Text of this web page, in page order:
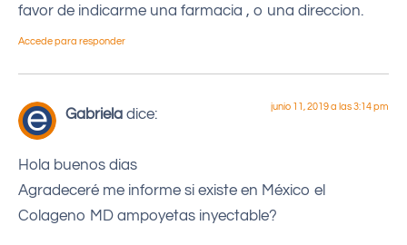
favor de indicarme una farmacia , o una direccion.
Accede para responder
Gabriela dice: junio 11, 2019 a las 3:14 pm
Hola buenos dias
Agradeceré me informe si existe en México el
Colageno MD ampoyetas inyectable?